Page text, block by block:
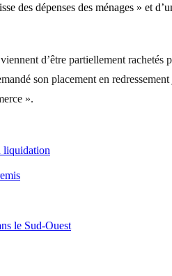
des dépenses des ménages » et
d’être partiellement
son placement en
».
liquidation
le Sud-Ouest